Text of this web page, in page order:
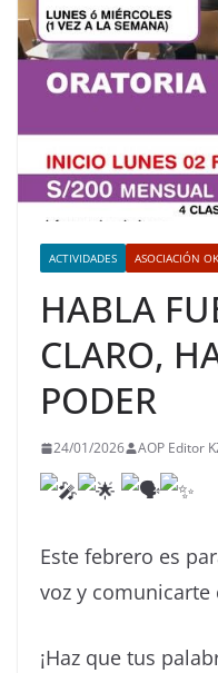
ACTIVIDADES ASOCIACIÓN
HABLA
CLARO,
PODER
24/01/2026 AOP Editor
Este febrero es
voz y comunicarte
¡Haz que tus